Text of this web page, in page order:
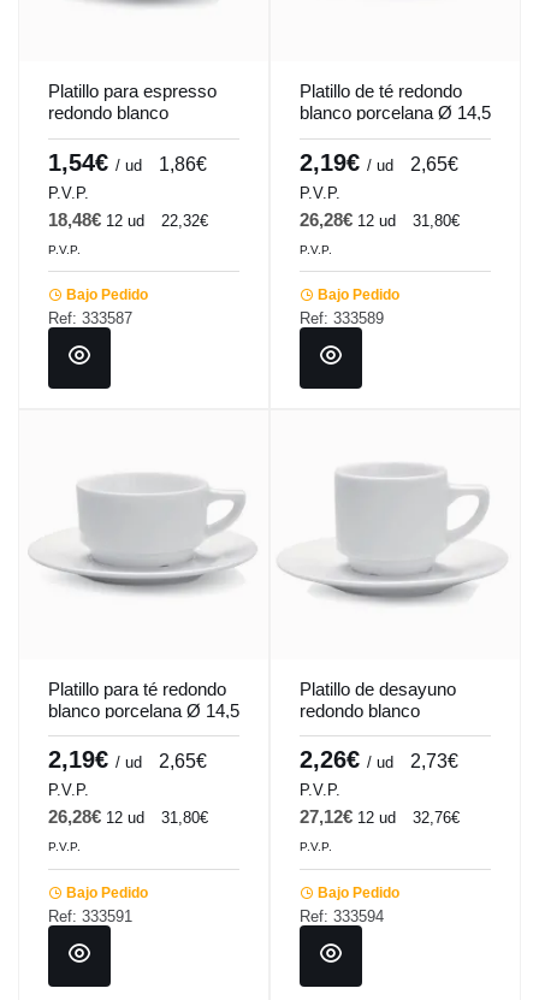
Platillo para espresso
redondo blanco
porcelana Ø 13 cm
Cafett Pro.mundi
1,54€ / ud 1,86€
P.V.P.
18,48€ 12 ud 22,32€
P.V.P.
Bajo Pedido
Ref: 333587
Platillo de té redondo
blanco porcelana Ø 14,5
cm Cafett Pro.mundi
2,19€ / ud 2,65€
P.V.P.
26,28€ 12 ud 31,80€
P.V.P.
Bajo Pedido
Ref: 333589
Platillo para té redondo
blanco porcelana Ø 14,5
cm Cafett Pro.mundi
2,19€ / ud 2,65€
P.V.P.
26,28€ 12 ud 31,80€
P.V.P.
Bajo Pedido
Ref: 333591
Platillo de desayuno
redondo blanco
porcelana Ø 15,8 cm
Cafett Pro.mundi
2,26€ / ud 2,73€
P.V.P.
27,12€ 12 ud 32,76€
P.V.P.
Bajo Pedido
Ref: 333594